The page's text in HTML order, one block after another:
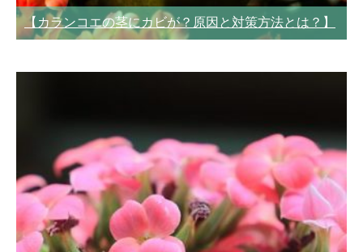
【カランコエの茎にカビが？原因と対策方法とは？】